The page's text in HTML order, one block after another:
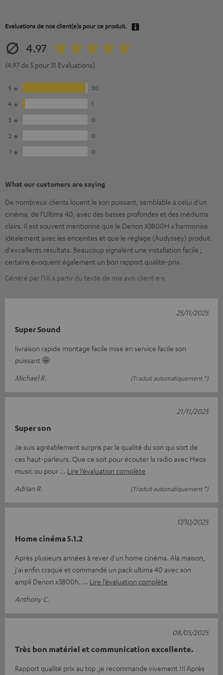
Evaluations de nos client(e)s pour ce produit.
4.97
(4.97 de 5 pour 31 Evaluations)
5
30
4
1
3
0
2
0
1
0
What our customers are saying
De nombreux clients louent le son puissant, semblable à celui d'un
cinéma, de l'Ultima 40, avec des basses profondes et des médiums
clairs. Il est souvent mentionné que le Denon X3800H s'harmonise
idéalement avec les enceintes et que le réglage (Audyssey) produit
d'excellents résultats. Beaucoup signalent une installation facile ;
certains évoquent également un bon rapport qualité-prix.
Généré par l’IA à partir du texte de nos avis client·e·s
Super Sound
livraison rapide montage facile mise en service facile son
puissant 🤩
Michael R.
(Traduit automatiquement *)
25/11/2025
Super son
Je suis agréablement surpris par la qualité du son qui sort de
ces haut-parleurs. Que ce soit pour écouter la radio avec Heos
music ou pour
Lire l’évaluation complète
Adrian R.
(Traduit automatiquement *)
21/11/2025
Home cinéma 5.1.2
Après plusieurs années à rever d'un home cinéma. Ala maison,
j'ai enfin craqué et commandé un pack ultima 40 avec son
ampli Denon x3800h.
Lire l’évaluation complète
Anthony C.
17/10/2025
Très bon matériel et communication excellente.
Rapport qualité prix au top ,je recommande vivement !!! Après
08/05/2025